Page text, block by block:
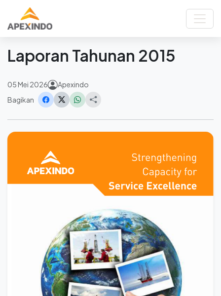
Beranda
Kembali
Laporan Tahunan 2015
05 Mei 2026
Apexindo
Bagikan